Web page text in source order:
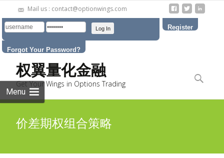
Mail us : contact@optionwings.com
Register
Forgot Your Password?
权翼量化金融
Get Your Wings in Options Trading
Menu
content
Search
价差期权组合策略